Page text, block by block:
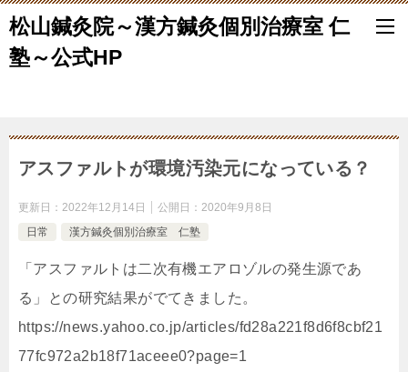
松山鍼灸院～漢方鍼灸個別治療室 仁
塾～公式HP
アスファルトが環境汚染元になっている？
更新日： 2022年12月14日 公開日： 2020年9月8日
日常
漢方鍼灸個別治療室 仁塾
「アスファルトは二次有機エアロゾルの発生源であ
る」との研究結果がでてきました。
https://news.yahoo.co.jp/articles/fd28a221f8d6f8cbf21
77fc972a2b18f71aceee0?page=1